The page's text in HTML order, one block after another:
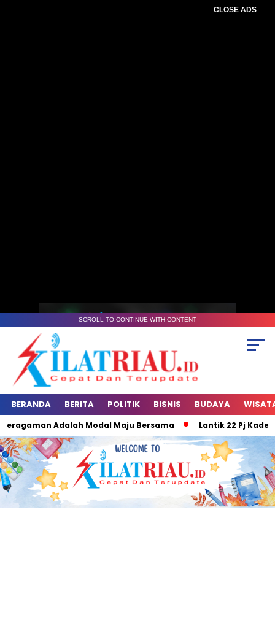
CLOSE ADS
SCROLL TO CONTINUE WITH CONTENT
BERANDA BERITA POLITIK BISNIS BUDAYA
Adalah Modal Maju Bersama Lantik 22 Pj Kades,